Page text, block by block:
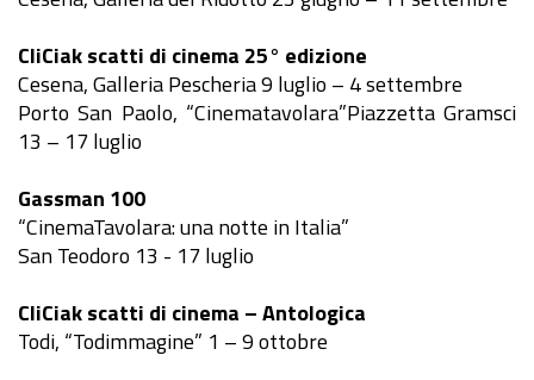
CliCiak scatti di cinema 25° edizione
Cesena, Galleria Pescheria 9 luglio – 4 settembre
Porto San Paolo, “Cinematavolara”Piazzetta Gramsci
13 – 17 luglio
Gassman 100
“CinemaTavolara: una notte in Italia”
San Teodoro 13 - 17 luglio
CliCiak scatti di cinema – Antologica
Todi, “Todimmagine” 1 – 9 ottobre